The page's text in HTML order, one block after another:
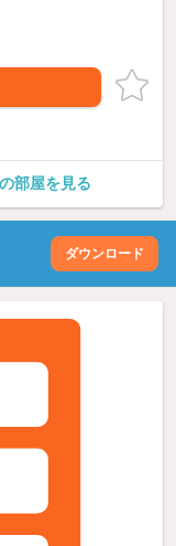
部屋を見る
ダウンロード